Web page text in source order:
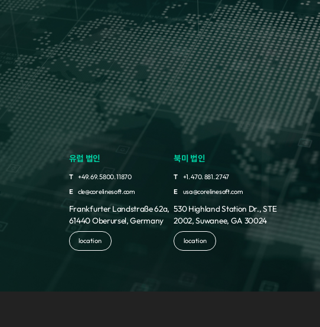
유럽 법인
T
+49. 69. 5800. 11870
E
cle@corelinesoft.com
Frankfurter Landstraße 62a,
61440 Oberursel, Germany
location
북미 법인
T
+1. 470. 881. 2747
E
usa@corelinesoft.com
530 Highland Station Dr., STE
2002, Suwanee, GA 30024
location